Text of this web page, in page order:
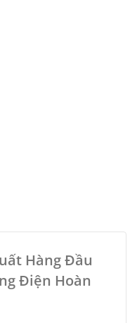
Hàng Đầu
Điện Hoàn